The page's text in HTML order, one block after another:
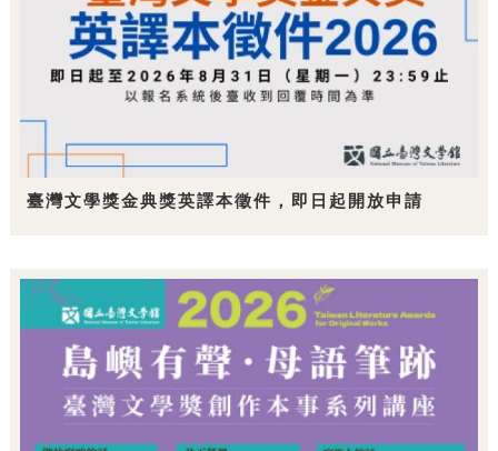
臺灣文學獎金典獎英譯本徵件，即日起開放申請